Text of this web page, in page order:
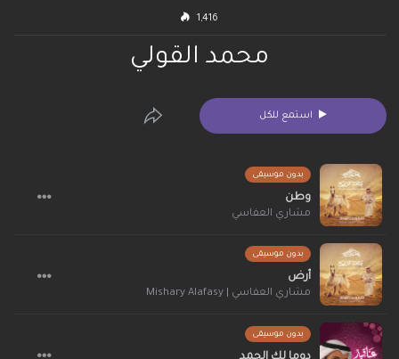
1,416
محمد القولي
استمع للكل
بدون موسيقى
وطن
مشاري العفاسي
بدون موسيقى
أرض
مشاري العفاسي | Mishary Alafasy
بدون موسيقى